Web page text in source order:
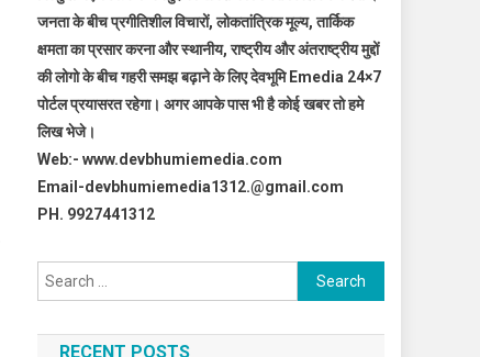
जनता के बीच प्रगीतिशील विचारों, लोकतांत्रिक मूल्य, तार्किक
क्षमता का प्रसार करना और स्थानीय, राष्ट्रीय और अंतराष्ट्रीय मुद्दों
की लोगो के बीच गहरी समझ बढ़ाने के लिए देवभूमि Emedia 24×7
पोर्टल प्रयासरत रहेगा। अगर आपके पास भी है कोई खबर तो हमे
लिख भेजे।
Web:- www.devbhumiemedia.com
Email-devbhumiemedia1312.@gmail.com
PH. 9927441312
Search
for:
RECENT POSTS